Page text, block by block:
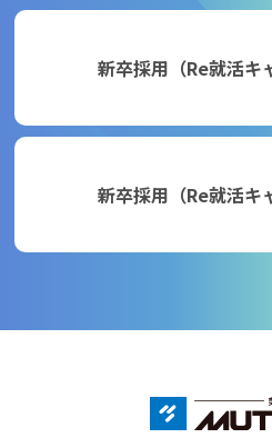
新卒採用（Re就活キ
新卒採用（Re就活キ